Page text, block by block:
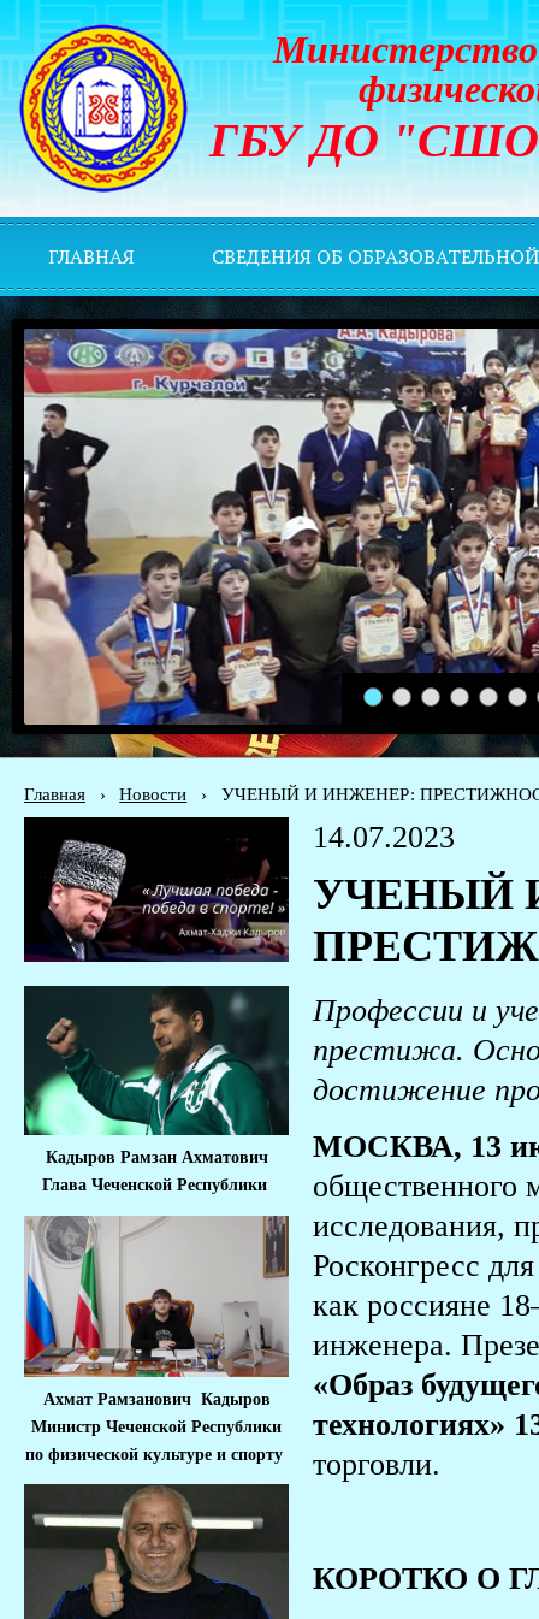
Министерство
ГБУ ДО "СШОР
ГЛАВНАЯ СВЕДЕНИЯ ОБ
1 2 3 4 5 6
Главная › Новости › УЧЕНЫЙ И ИНЖЕНЕР:
Кадыров Рамзан Ахматович
Глава Чеченской Республики
Ахмат Рамзанович Кадыров
Министр Чеченской Республики
по физической культуре и спорту
14.07.2023
УЧЕНЫЙ
Профессии и
престижа.
достижение
МОСКВА, 13
общественного
исследования,
Росконгресс
как россияне
инженера.
«Образ
технологиях»
торговли.
КОРОТКО О